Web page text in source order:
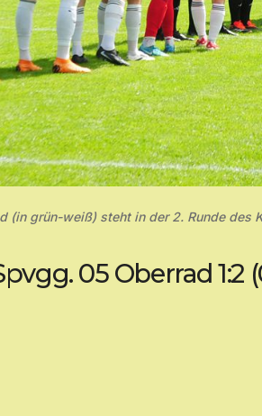
(in grün-weiß) steht in der 2. Runde des
05 Oberrad 1:2